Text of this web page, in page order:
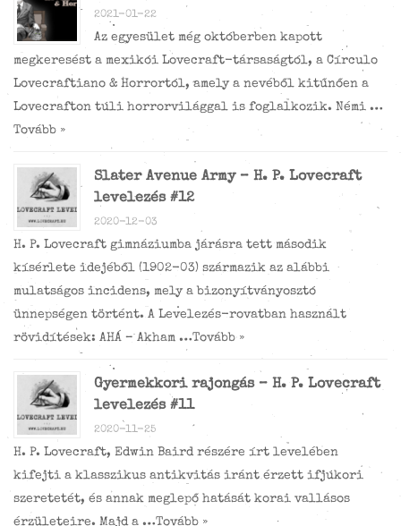
2021-01-22
Az egyesület még októberben kapott
megkeresést a mexikói Lovecraft-társaságtól, a Círculo
Lovecraftiano & Horrortól, amely a nevéből kitűnően a
Lovecrafton túli horrorvilággal is foglalkozik. Némi …
Tovább »
Slater Avenue Army – H. P. Lovecraft
levelezés #12
2020-12-03
H. P. Lovecraft gimnáziumba járásra tett második
kísérlete idejéből (1902-03) származik az alábbi
mulatságos incidens, mely a bizonyítványosztó
ünnepségen történt. A Levelezés-rovatban használt
rövidítések: AHÁ – Akham …Tovább »
Gyermekkori rajongás – H. P. Lovecraft
levelezés #11
2020-11-25
H. P. Lovecraft, Edwin Baird részére írt levelében
kifejti a klasszikus antikvitás iránt érzett ifjúkori
szeretetét, és annak meglepő hatását korai vallásos
érzületeire. Majd a …Tovább »